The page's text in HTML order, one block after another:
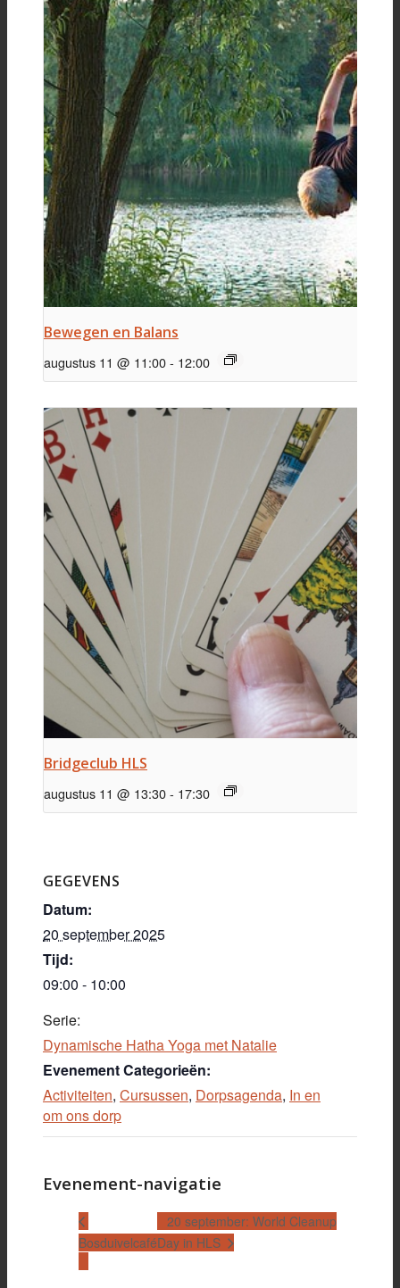
Bewegen en Balans
augustus 11 @ 11:00- 12:00
Bridgeclub HLS
augustus 11 @ 13:30- 17:30
GEGEVENS
Datum:
20 september 2025
Tijd:
09:00 - 10:00
Serie:
Dynamische Hatha Yoga met Natalie
Evenement Categorieën:
Activiteiten, Cursussen, Dorpsagenda, In en
om ons dorp
Evenement-navigatie
Bosduivelcafé
20 september: World Cleanup
Day in HLS